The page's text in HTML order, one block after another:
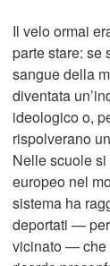
Il velo ormai
parte stare: se
sangue della
diventata
ideologico o,
rispolverano
Nelle scuole
europeo nel
sistema ha
deportati —
vicinato — che